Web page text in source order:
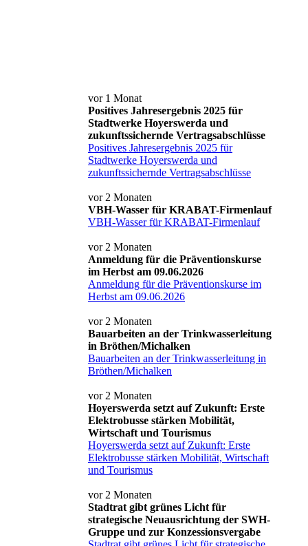
vor 1 Monat
Positives Jahresergebnis 2025 für
Stadtwerke Hoyerswerda und
zukunftssichernde Vertragsabschlüsse
Positives Jahresergebnis 2025 für
Stadtwerke Hoyerswerda und
zukunftssichernde Vertragsabschlüsse
vor 2 Monaten
VBH-Wasser für KRABAT-Firmenlauf
VBH-Wasser für KRABAT-Firmenlauf
vor 2 Monaten
Anmeldung für die Präventionskurse
im Herbst am 09.06.2026
Anmeldung für die Präventionskurse im
Herbst am 09.06.2026
vor 2 Monaten
Bauarbeiten an der Trinkwasserleitung
in Bröthen/Michalken
Bauarbeiten an der Trinkwasserleitung in
Bröthen/Michalken
vor 2 Monaten
Hoyerswerda setzt auf Zukunft: Erste
Elektrobusse stärken Mobilität,
Wirtschaft und Tourismus
Hoyerswerda setzt auf Zukunft: Erste
Elektrobusse stärken Mobilität, Wirtschaft
und Tourismus
vor 2 Monaten
Stadtrat gibt grünes Licht für
strategische Neuausrichtung der SWH-
Gruppe und zur Konzessionsvergabe